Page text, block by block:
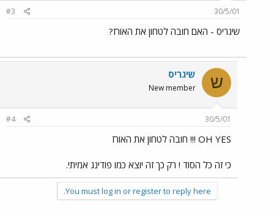
30/5/01
#3
שיגריס - האם חובה לטחון את האורז?
ש שיגריס
New member
30/5/01
#4
OH YES !!! חובה לטחון את האורז
כי זה כל הסוד ! רק כך זה יוצא כמו פודינג אמיתי.
You must log in or register to reply here.